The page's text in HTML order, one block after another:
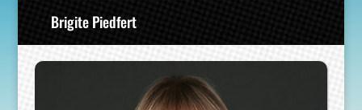
Brigite Piedfert